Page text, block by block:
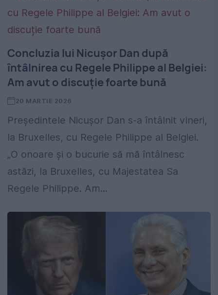
Concluzia lui Nicușor Dan după
întâlnirea cu Regele Philippe al Belgiei:
Am avut o discuție foarte bună
20 MARTIE 2026
Președintele Nicușor Dan s-a întâlnit vineri,
la Bruxelles, cu Regele Philippe al Belgiei.
„O onoare şi o bucurie să mă întâlnesc
astăzi, la Bruxelles, cu Majestatea Sa
Regele Philippe. Am...